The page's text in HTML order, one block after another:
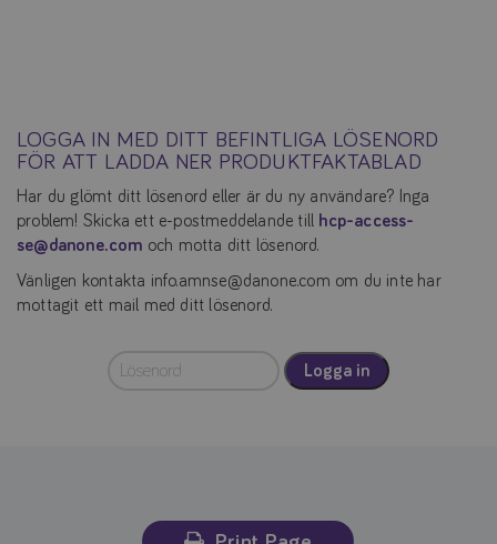
LOGGA IN MED DITT BEFINTLIGA LÖSENORD
FÖR ATT LADDA NER PRODUKTFAKTABLAD
Har du glömt ditt lösenord eller är du ny användare? Inga
problem! Skicka ett e-postmeddelande till hcp-access-
se@danone.com och motta ditt lösenord.
Vänligen kontakta info.amnse@danone.com om du inte har
mottagit ett mail med ditt lösenord.
Logga in